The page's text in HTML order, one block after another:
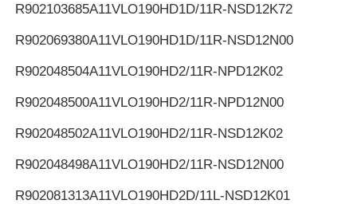
R902103685A11VLO190HD1D/11R-NSD12K72
R902069380A11VLO190HD1D/11R-NSD12N00
R902048504A11VLO190HD2/11R-NPD12K02
R902048500A11VLO190HD2/11R-NPD12N00
R902048502A11VLO190HD2/11R-NSD12K02
R902048498A11VLO190HD2/11R-NSD12N00
R902081313A11VLO190HD2D/11L-NSD12K01